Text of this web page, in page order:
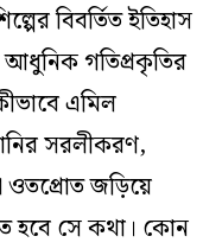
বিবর্তিত ইতিহাস
আধুনিক গতিপ্রকৃতির
এমিল
সরলীকরণ,
ওতপ্রোত জড়িয়ে
হবে সে কথা। কোন